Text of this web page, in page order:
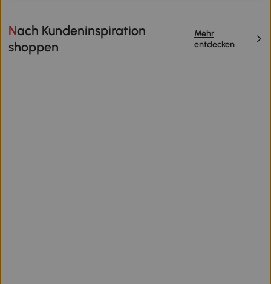
Nach Kundeninspiration
shoppen
Mehr
entdecken